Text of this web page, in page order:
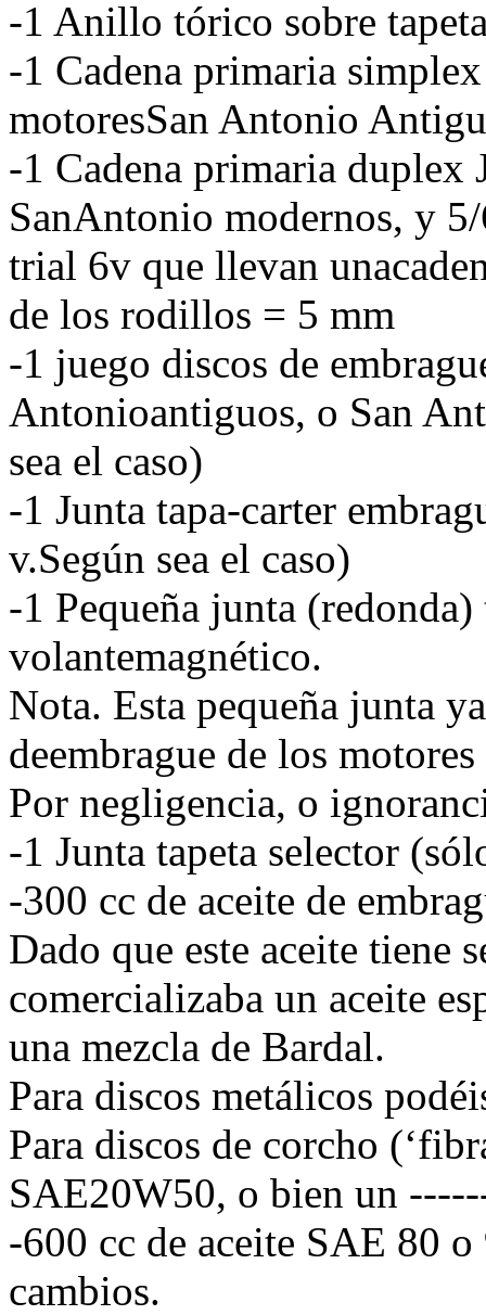
-1 Anillo tórico sobre
-1 Cadena primaria
motoresSan Antonio
-1 Cadena primaria duplex
SanAntonio modernos, y
trial 6v que llevan
de los rodillos = 5 mm
-1 juego discos de
Antonioantiguos, o San
sea el caso)
-1 Junta tapa-carter
v.Según sea el caso)
-1 Pequeña junta
volantemagnético.
Nota. Esta pequeña junta
deembrague de los
Por negligencia, o
-1 Junta tapeta selector
-300 cc de aceite de
Dado que este aceite tiene
comercializaba un aceite
una mezcla de Bardal.
Para discos metálicos
Para discos de corcho
SAE20W50, o bien un
-600 cc de aceite SAE 80 o
cambios.